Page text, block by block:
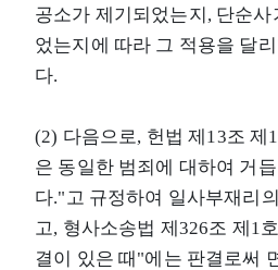
공소가 제기되었는지, 단순사
었는지에 따라 그 적용을 달
다.
(2) 다음으로, 헌법 제13조 제
은 동일한 범죄에 대하여 거
다."고 규정하여 일사부재리
고, 형사소송법 제326조 제1
결이 있은 때"에는 판결로써